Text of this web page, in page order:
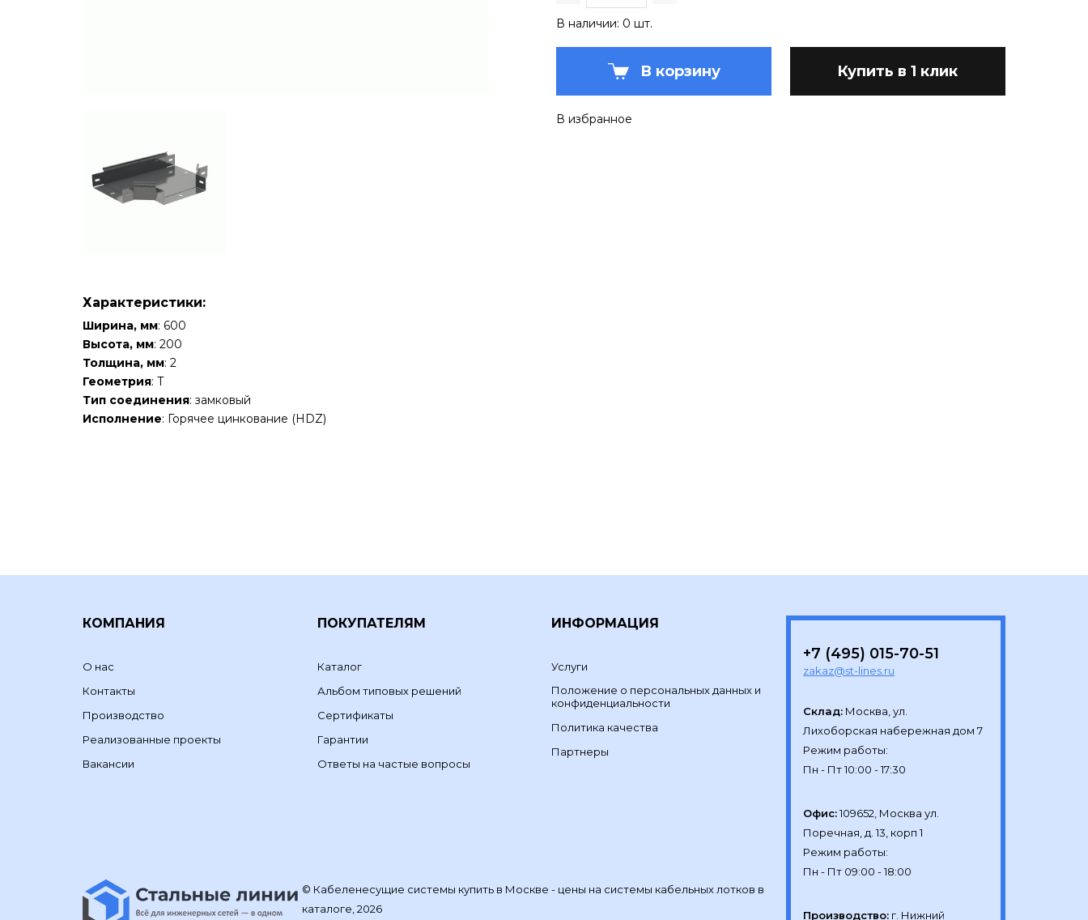
В наличии: 0 шт.
В корзину Купить в 1 клик
В избранное
Характеристики:
Ширина, мм: 600
Высота, мм: 200
Толщина, мм: 2
Геометрия: Т
Тип соединения: замковый
Исполнение: Горячее цинкование (HDZ)
КОМПАНИЯ
О нас
Контакты
Производство
Реализованные проекты
Вакансии
ПОКУПАТЕЛЯМ
Каталог
Альбом типовых решений
Сертификаты
Гарантии
Ответы на частые вопросы
ИНФОРМАЦИЯ
Услуги
Положение о персональных данных и
конфиденциальности
Политика качества
Партнеры
+7 (495) 015-70-51
zakaz@st-lines.ru
Склад: Москва, ул.
Лихоборская набережная дом 7
Режим работы:
Офис: 109652, Москва ул.
Поречная, д. 13, корп 1
Режим работы:
Производство: г. Нижний
© Кабеленесущие системы купить в Москве - цены на системы кабельных лотков в
каталоге, 2026